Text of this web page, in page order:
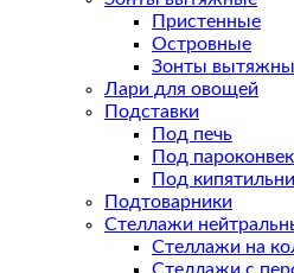
Пристенные
Островные
Зонты
Лари для овощей
Подставки
Под печь
Под
Под
Подтоварники
Стеллажи
Стеллажи на